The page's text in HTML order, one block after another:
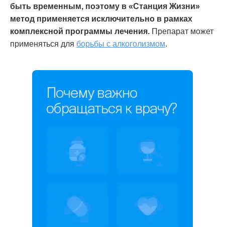
быть временным, поэтому в «Станция Жизни»
метод применяется исключительно в рамках
комплексной программы лечения. Препарат может
применяться для борьбы с алкоголизмом.